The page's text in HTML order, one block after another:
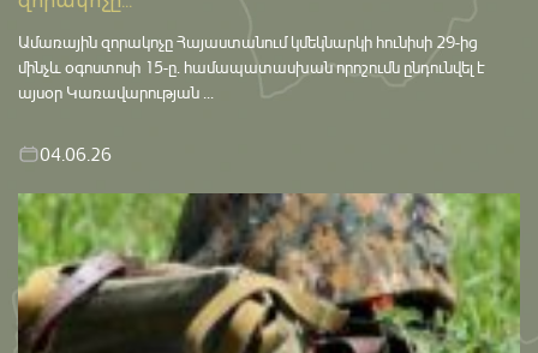
Ամառային զորակոչը Հայաստանում կմեկնարկի հունիսի 29-ից
մինչև օգոստոսի 15-ը․ համապատասխան որոշումն ընդունվել է
այսօր Կառավարության ...
04.06.26